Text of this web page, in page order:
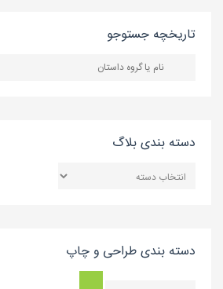
تاریخچه جستوجو
دسته بندی بلاگ
بندی
دسته بندی طراحی و چاپ